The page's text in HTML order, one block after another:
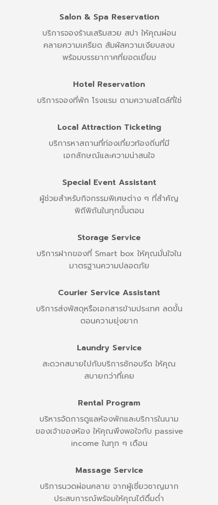
Salon & Spa Reservation
บริการจองร้านเสริมสวย สปา ให้คุณผ่อน
คลายความเครียด สัมผัสความเงียบสงบ
พร้อมบรรยากาศที่ยอดเยี่ยม
Hotel Reservation
บริการจองที่พัก โรงแรม ตามความสไตล์ที่ใช่
Local Attraction Ticketing
บริการหาสถานที่ท่องเที่ยวท้องถิ่นที่มี
เอกลักษณ์และความน่าสนใจ
Special Event Assistant
ผู้ช่วยสำหรับกิจกรรมพิเศษต่าง ๆ ที่สำคัญ
พิถีพิถันในทุกขั้นตอน
Storage Service
บริการฝากของที่ Smart box ให้คุณมั่นใจใน
มาตรฐานความปลอดภัย
Courier Service Assistant
บริการส่งพัสดุหรือเอกสารข้ามประเทศ ลดขั้น
ตอนความยุ่งยาก
Laundry Service
สะดวกสบายไปกับบริการซักอบรีด ให้คุณ
สบายกว่าที่เคย
Rental Program
บริหารจัดการดูแลห้องพักและบริการในนาม
ของเจ้าของห้อง ให้คุณพึงพอใจกับ passive
income ในทุก ๆ เดือน
Massage Service
บริการนวดผ่อนคลาย จากผู้เชี่ยวชาญมาก
ประสบการณ์พร้อมให้คุณได้ดื่มด่ำ